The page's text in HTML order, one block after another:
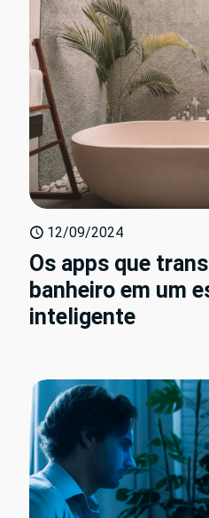
12/09/2024
Os apps que
banheiro em um
inteligente